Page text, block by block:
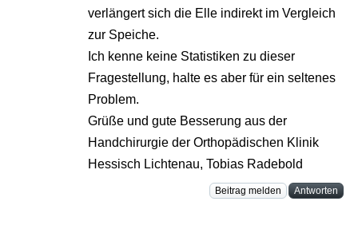
verlängert sich die Elle indirekt im Vergleich
zur Speiche.
Ich kenne keine Statistiken zu dieser
Fragestellung, halte es aber für ein seltenes
Problem.
Grüße und gute Besserung aus der
Handchirurgie der Orthopädischen Klinik
Hessisch Lichtenau, Tobias Radebold
Beitrag melden Antworten